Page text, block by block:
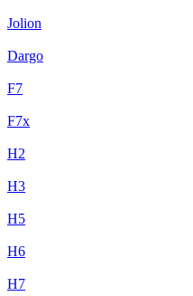
Jolion
Dargo
F7
F7x
H2
H3
H5
H6
H7